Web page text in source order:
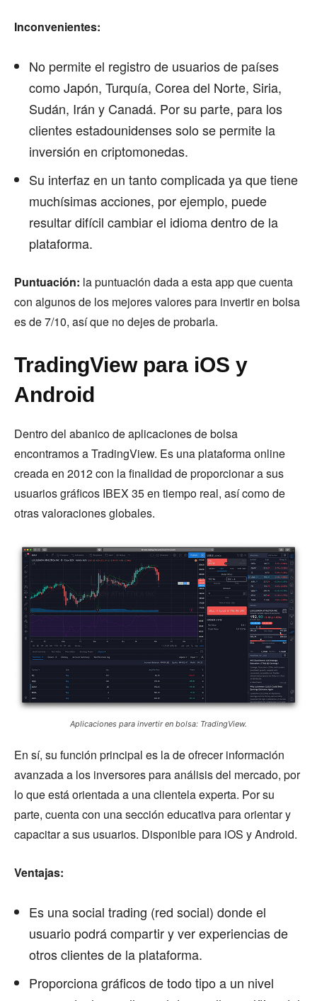
Inconvenientes:
No permite el registro de usuarios de países
como Japón, Turquía, Corea del Norte, Siria,
Sudán, Irán y Canadá. Por su parte, para los
clientes estadounidenses solo se permite la
inversión en criptomonedas.
Su interfaz en un tanto complicada ya que tiene
muchísimas acciones, por ejemplo, puede
resultar difícil cambiar el idioma dentro de la
plataforma.
Puntuación: la puntuación dada a esta app que cuenta
con algunos de los mejores valores para invertir en bolsa
es de 7/10, así que no dejes de probarla.
TradingView para iOS y
Android
Dentro del abanico de aplicaciones de bolsa
encontramos a TradingView. Es una plataforma online
creada en 2012 con la finalidad de proporcionar a sus
usuarios gráficos IBEX 35 en tiempo real, así como de
otras valoraciones globales.
Aplicaciones para invertir en bolsa: TradingView.
En sí, su función principal es la de ofrecer información
avanzada a los inversores para análisis del mercado, por
lo que está orientada a una clientela experta. Por su
parte, cuenta con una sección educativa para orientar y
capacitar a sus usuarios. Disponible para iOS y Android.
Ventajas:
Es una social trading (red social) donde el
usuario podrá compartir y ver experiencias de
otros clientes de la plataforma.
Proporciona gráficos de todo tipo a un nivel